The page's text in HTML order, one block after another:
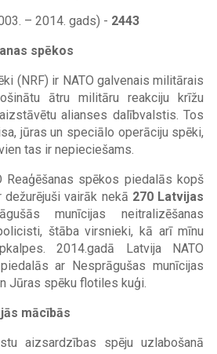
– 2014. gads) - 2443
spēkos
(NRF) ir NATO galvenais militārais
ātru militāru reakciju krīžu
alianses dalībvalstis. Tos
jūras un speciālo operāciju spēki,
tas ir nepieciešams.
Reaģēšanas spēkos piedalās kopš
vairāk nekā 270 Latvijas
munīcijas neitralizēšanas
štāba virsnieki, kā arī mīnu
2014.gadā Latvija NATO
ar Nesprāgušas munīcijas
Jūras spēku flotiles kuģi.
mācībās
aizsardzības spēju uzlabošanā